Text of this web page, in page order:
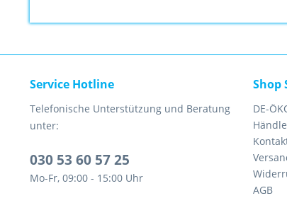
Service Hotline
Telefonische Unterstützung und Beratung
unter:
030 53 60 57 25
Mo-Fr, 09:00 - 15:00 Uhr
Shop
DE-
AGB